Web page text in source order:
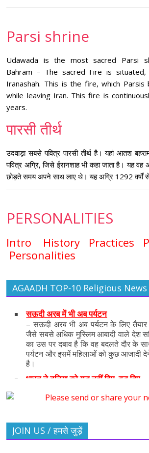
Parsi shrine
Udawada is the most sacred Parsi
Bahram – The sacred Fire is
Iranashah. This is the fire, which
while leaving Iran. This fire is
years.
पारसी तीर्थ
उदवाड़ा सबसे पवित्र पारसी तीर्थ है। यहां आतश
पवित्र अग्रि, जिसे ईरानशाह भी कहा जाता है। यह वह
छोड़ते समय अपने साथ लाए थे। यह अग्रि 1292 वर्षों
PERSONALITIES
Intro History Practices
Personalities
AGAADH TOP-10 Religious News
सऊदी अरब में भी अब पर्यटन
– सऊदी अरब भी अब पर्यटन के लिए तैयार
जैसे सबसे अधिक मुस्लिम आबादी वाले देश
का उस पर दबाव है कि वह बदलते दौर के
पर्यटन और इसमें महिलाओं को कुछ आजादी
है।
भारत ने दुनिया को युद्ध नहीं दिए, बुद्ध दिए
दुनिया को याद दिलाया कि भारत ने दुनिया
बहाई पंथ के मूल प्रवर्तक
– बहाई पंथ के मूल प्रवर्तक बाब महान के
मनाई जा रही है। इस अवसर पर बहाई
JOIN US / हमसे जुड़ें